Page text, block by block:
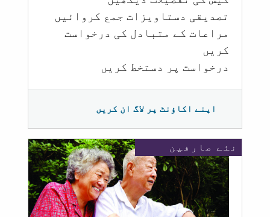
تصدیقی دستاویزات جمع کروائیں
مراعات کے متبادل کی درخواست
کریں
درخواست پر دستخط کریں
اپنے اکاؤنٹ پر لاگ ان کریں
نئے صارفین